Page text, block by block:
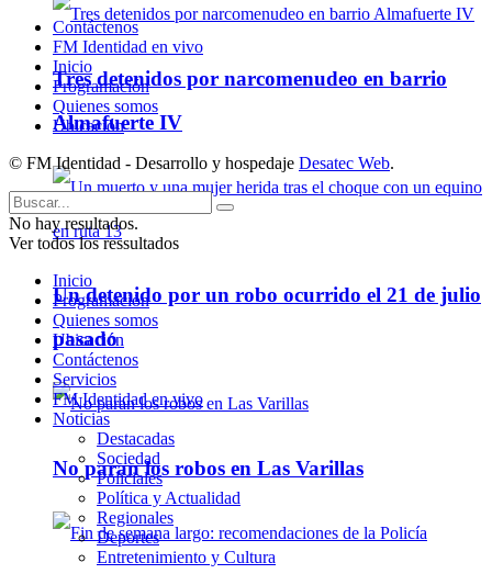
Tres detenidos por narcomenudeo en barrio
Almafuerte IV
Un detenido por un robo ocurrido el 21 de julio
pasado
No paran los robos en Las Varillas
Contáctenos
FM Identidad en vivo
Inicio
Programación
Quienes somos
Ubicación
© FM Identidad - Desarrollo y hospedaje Desatec Web.
No hay resultados.
Ver todos los ressultados
Inicio
Programación
Quienes somos
Ubicación
Contáctenos
Servicios
FM Identidad en vivo
Noticias
Destacadas
Sociedad
Policiales
Política y Actualidad
Regionales
Deportes
Entretenimiento y Cultura